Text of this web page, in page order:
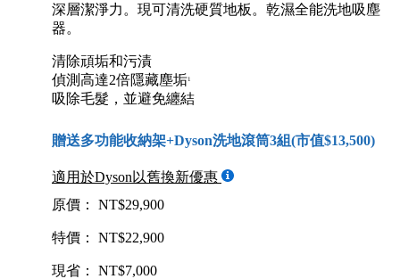
深層潔淨力。現可清洗硬質地板。乾濕全能洗地吸塵
器。
清除頑垢和污漬
偵測高達2倍隱藏塵垢1
吸除毛髮，並避免纏結
贈送多功能收納架+Dyson洗地滾筒3組(市值$13,500)
適用於Dyson以舊換新優惠
原價： NT$29,900
特價： NT$22,900
現省： NT$7,000